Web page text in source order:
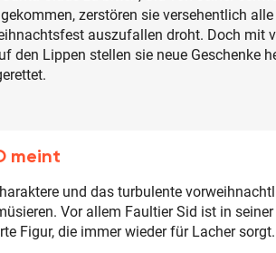
zerstören sie versehentlich alle
auszufallen droht. Doch mit
den Lippen stellen sie neue Geschenke
meint
und das turbulente
Vor allem Faultier Sid ist in
Figur, die immer wieder für Lacher sorgt.